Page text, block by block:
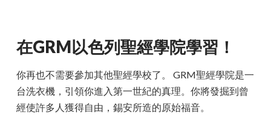
在GRM以色列聖經學院學習！
你再也不需要參加其他聖經學校了。 GRM聖經學院是一
台洗衣機，引領你進入第一世紀的真理。你將發掘到曾
經使許多人獲得自由，錫安所造的原始福音。